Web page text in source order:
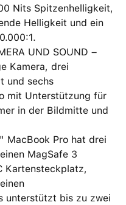
Nits Spitzenhelligkeit,
Helligkeit und ein
UND SOUND –
Kamera, drei
und sechs
mit Unterstützung für
in der Bildmitte und
MacBook Pro hat drei
MagSafe 3
Kartensteckplatz,
unterstützt bis zu zwei